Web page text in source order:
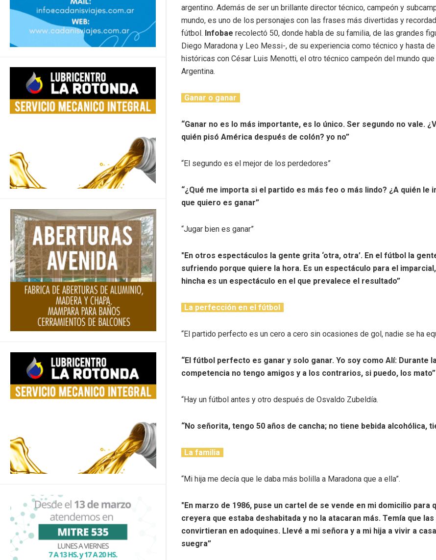
argentino. Además de ser un brillante director técnico, campeón y
mundo, es uno de los personajes con las frases más divertidas y
fútbol. Infobae recolectó 50, donde habla de su familia, de las grandes
Diego Maradona y Leo Messi-, de su experiencia como técnico y hasta
históricas con César Luis Menotti, el otro técnico campeón del mundo
Argentina.
Ganar o ganar
“Ganar no es lo más importante, es lo único. Ser segundo no vale.
quién pisó América después de colón? yo no”
“El segundo es el mejor de los perdedores”
“¿Qué me importa si el partido es más feo o más lindo? ¿A quién le
que quiero es ganar”
“Jugar bien es ganar”
″En otros espectáculos la gente grita ‘otra, otra’. En el fútbol la
sufriendo porque quiere la hora. Es un espectáculo para el
hincha es un espectáculo en el que prevalece el resultado”
La perfección en el fútbol
“El partido perfecto es un cero a cero sin ocasiones de gol, nadie se ha
“El fútbol perfecto es ganar y solo ganar. Yo soy como Alí: Durante la
competencia no tengo amigos y a los contrarios, si puedo, los mato”
“Hay un fútbol antes y otro después de Osvaldo Zubeldía.
“No señorita, tengo 50 años de cancha; no tiene bebida alcohólica,
La familia
“Mi hija me decía que le daba más bolilla a Maradona que a ella”.
″En marzo de 1986, puse un cartel de se vende en mi domicilio para
creyera que estaba deshabitada y no la atacaran más. Temía que
convirtieran en adoquines. Llevé a mi señora y a mi hija a vivir a
suegra”